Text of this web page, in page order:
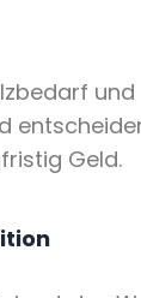
und
Geld.